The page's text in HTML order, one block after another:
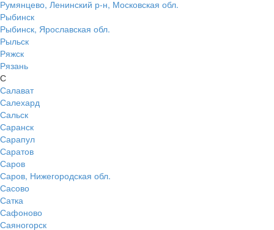
Румянцево, Ленинский р-н, Московская обл.
Рыбинск
Рыбинск, Ярославская обл.
Рыльск
Ряжск
Рязань
С
Салават
Салехард
Сальск
Саранск
Сарапул
Саратов
Саров
Саров, Нижегородская обл.
Сасово
Сатка
Сафоново
Саяногорск